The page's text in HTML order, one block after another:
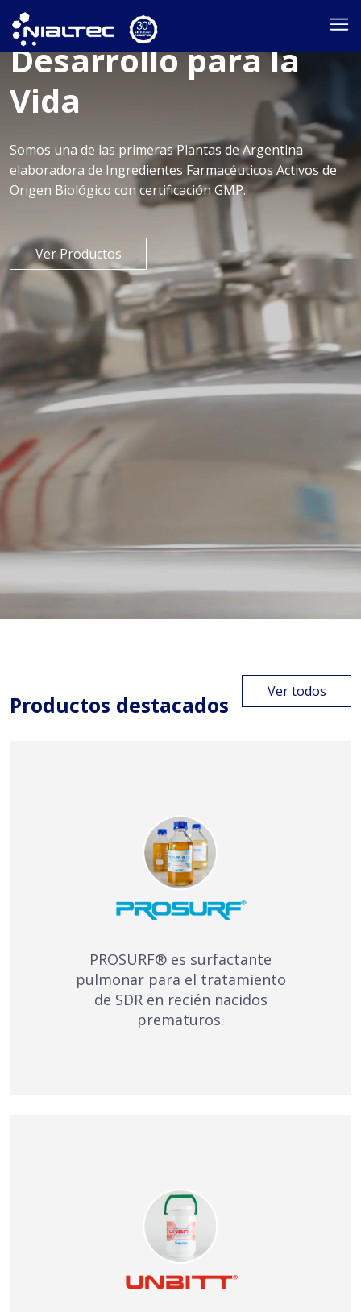
Innovación y
Desarrollo para la
Vida
Somos una de las primeras Plantas de Argentina
elaboradora de Ingredientes Farmacéuticos Activos de
Origen Biológico con certificación GMP.
Ver Productos
Productos destacados Ver todos
PROSURF® es surfactante
pulmonar para el tratamiento
de SDR en recién nacidos
prematuros.